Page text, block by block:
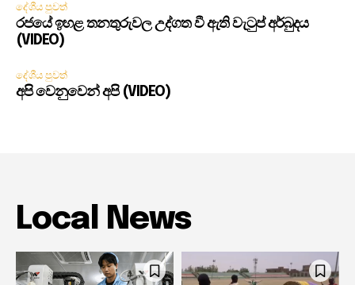
දේශීය පුවත්
රජයේ ඉහළ තනතුරුවල උද්ගත වී ඇති වැටුප් අර්බුදය
(VIDEO)
දේශීය පුවත්
අපි වෙනුවෙන් අපි (VIDEO)
Local News